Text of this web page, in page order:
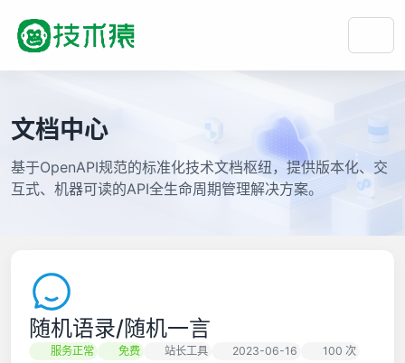
文档中心
基于OpenAPI规范的标准化技术文档枢纽，提供版本化、交
互式、机器可读的API全生命周期管理解决方案。
随机语录/随机一言
服务正常 免费 站长工具 2023-06-16 100 次